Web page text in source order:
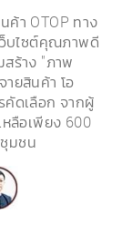
ค้า OTOP ทาง
ว็บไซต์คุณภาพดี
สร้าง "ภาพ
ยสินค้า โอ
ดเลือก จากผู้
หลือเพียง 600
มชน